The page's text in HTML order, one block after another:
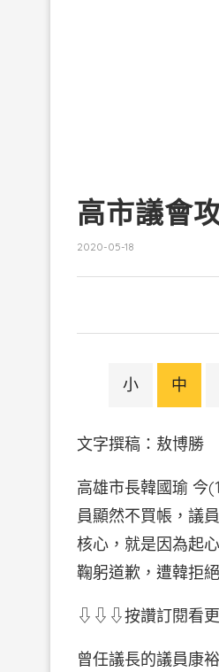
高市議會
2020-05-18
小 中
文字撰稿：敖博勝
高雄市長韓國瑜 今
員顯然不買帳，議
核心，就是因為起
鞠躬道歉，遭韓拒絕
⇩⇩⇩按讚訂閱看
曾任議長的議員康